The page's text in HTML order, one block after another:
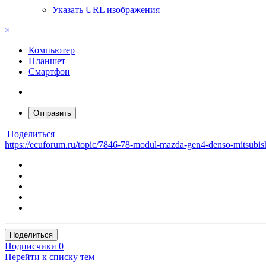
Указать URL изображения
×
Компьютер
Планшет
Смартфон
Отправить
Поделиться
https://ecuforum.ru/topic/7846-78-modul-mazda-gen4-denso-
Поделиться
Подписчики 0
Перейти к списку тем